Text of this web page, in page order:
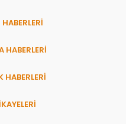
HABERLERİ
HABERLERİ